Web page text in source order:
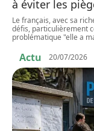
à éviter les
Le français, avec sa
défis, particulièrement
problématique "elle a
Actu 20/07/2026